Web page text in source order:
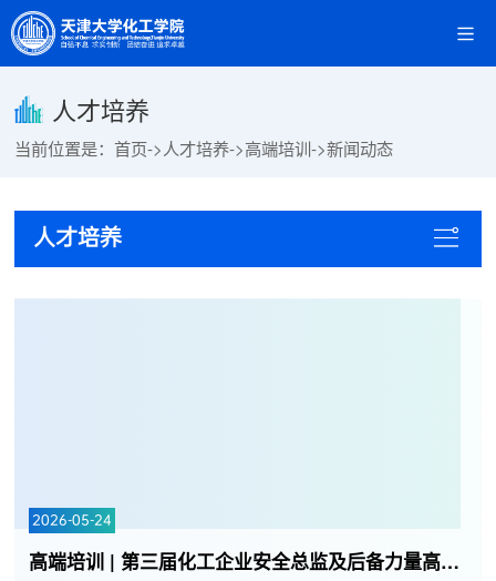
人才培养
当前位置是：首页->人才培养->高端培训->新闻动态
2026-05-24
高端培训 | 第三届化工企业安全总监及后备力量高级研修班第五次集中学习顺...
人才培养